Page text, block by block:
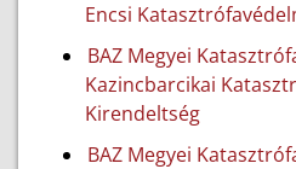
Encsi
BAZ Megyei
Kazincbarcikai
Kirendeltség
BAZ Megyei